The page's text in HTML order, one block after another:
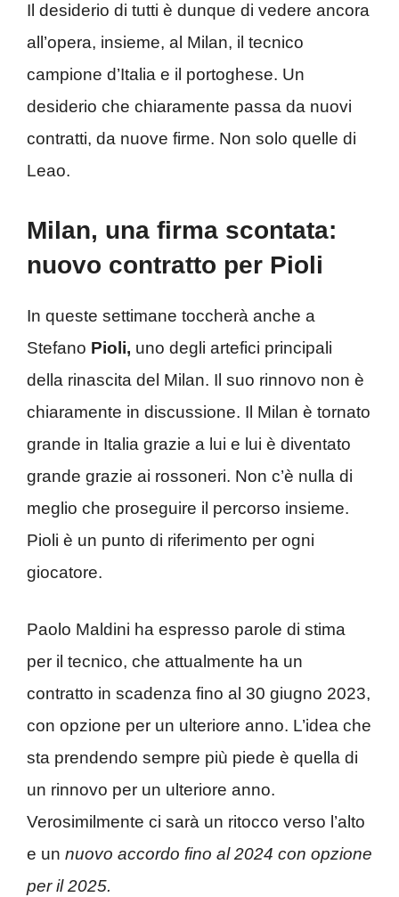
Il desiderio di tutti è dunque di vedere ancora
all’opera, insieme, al Milan, il tecnico
campione d’Italia e il portoghese. Un
desiderio che chiaramente passa da nuovi
contratti, da nuove firme. Non solo quelle di
Leao.
Milan, una firma scontata:
nuovo contratto per Pioli
In queste settimane toccherà anche a
Stefano Pioli, uno degli artefici principali
della rinascita del Milan. Il suo rinnovo non è
chiaramente in discussione. Il Milan è tornato
grande in Italia grazie a lui e lui è diventato
grande grazie ai rossoneri. Non c’è nulla di
meglio che proseguire il percorso insieme.
Pioli è un punto di riferimento per ogni
giocatore.
Paolo Maldini ha espresso parole di stima
per il tecnico, che attualmente ha un
contratto in scadenza fino al 30 giugno 2023,
con opzione per un ulteriore anno. L’idea che
sta prendendo sempre più piede è quella di
un rinnovo per un ulteriore anno.
Verosimilmente ci sarà un ritocco verso l’alto
e un nuovo accordo fino al 2024 con opzione
per il 2025.